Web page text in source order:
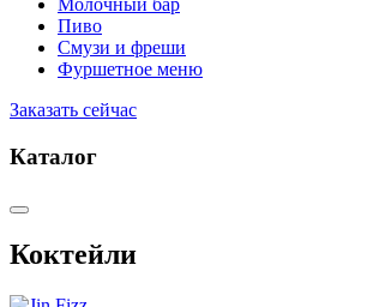
Молочный бар
Пиво
Смузи и фреши
Фуршетное меню
Заказать сейчас
Каталог
Коктейли